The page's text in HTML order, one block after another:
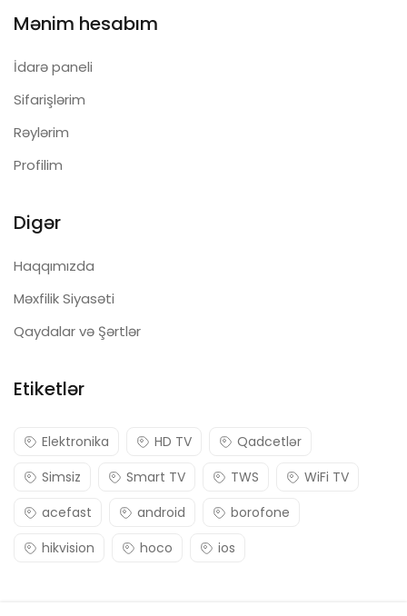
Mənim hesabım
İdarə paneli
Sifarişlərim
Rəylərim
Profilim
Digər
Haqqımızda
Məxfilik Siyasəti
Qaydalar və Şərtlər
Etiketlər
Elektronika HD TV
Qadcetlər
Simsiz
Smart TV TWS
WiFi TV
acefast
android
borofone
hikvision
hoco ios